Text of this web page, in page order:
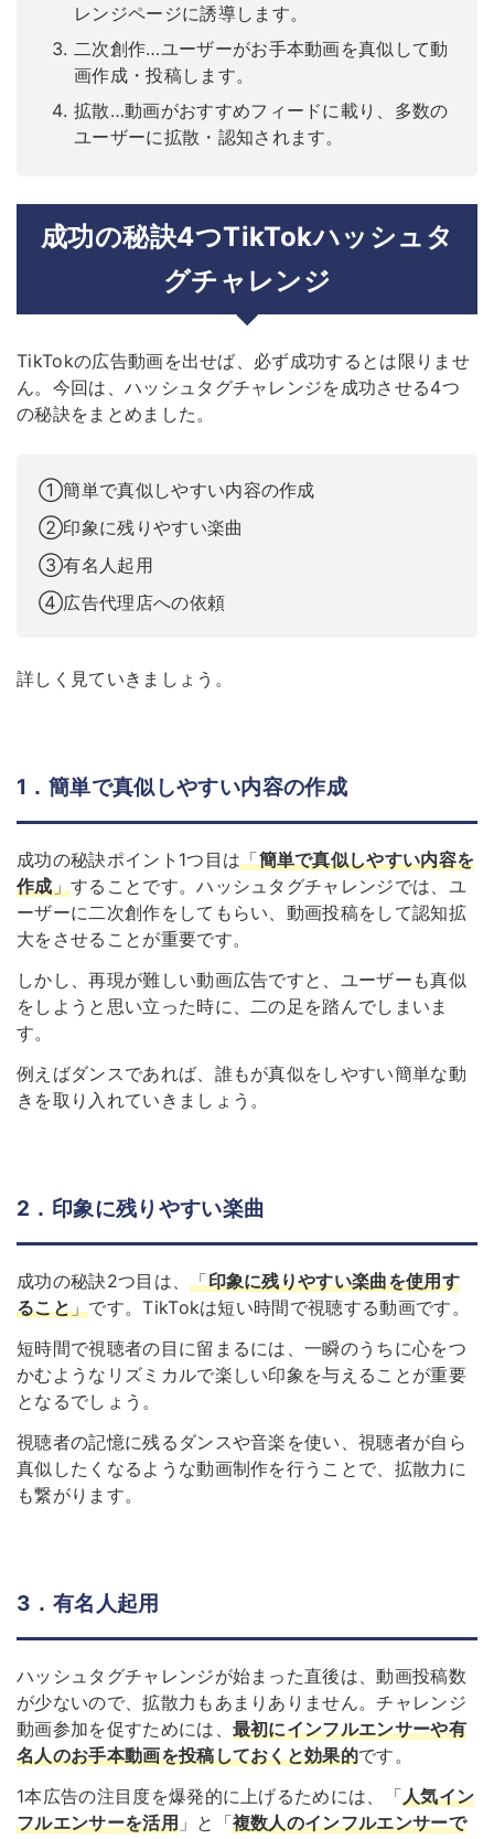
レンジページに誘導します。
二次創作…ユーザーがお手本動画を真似して動
画作成・投稿します。
拡散…動画がおすすめフィードに載り、多数の
ユーザーに拡散・認知されます。
成功の秘訣4つTikTokハッシュタ
グチャレンジ
TikTokの広告動画を出せば、必ず成功するとは限りませ
ん。今回は、ハッシュタグチャレンジを成功させる4つ
の秘訣をまとめました。
①簡単で真似しやすい内容の作成
②印象に残りやすい楽曲
③有名人起用
④広告代理店への依頼
詳しく見ていきましょう。
1．簡単で真似しやすい内容の作成
成功の秘訣ポイント1つ目は「簡単で真似しやすい内容を
作成」することです。ハッシュタグチャレンジでは、ユ
ーザーに二次創作をしてもらい、動画投稿をして認知拡
大をさせることが重要です。
しかし、再現が難しい動画広告ですと、ユーザーも真似
をしようと思い立った時に、二の足を踏んでしまいま
す。
例えばダンスであれば、誰もが真似をしやすい簡単な動
きを取り入れていきましょう。
2．印象に残りやすい楽曲
成功の秘訣2つ目は、「印象に残りやすい楽曲を使用す
ること」です。TikTokは短い時間で視聴する動画です。
短時間で視聴者の目に留まるには、一瞬のうちに心をつ
かむようなリズミカルで楽しい印象を与えることが重要
となるでしょう。
視聴者の記憶に残るダンスや音楽を使い、視聴者が自ら
真似したくなるような動画制作を行うことで、拡散力に
も繋がります。
3．有名人起用
ハッシュタグチャレンジが始まった直後は、動画投稿数
が少ないので、拡散力もあまりありません。チャレンジ
動画参加を促すためには、 最初にインフルエンサーや有
名人のお手本動画を投稿しておくと効果的です。
1本広告の注目度を爆発的に上げるためには、「人気イン
フルエンサーを活用」と「複数人のインフルエンサーで